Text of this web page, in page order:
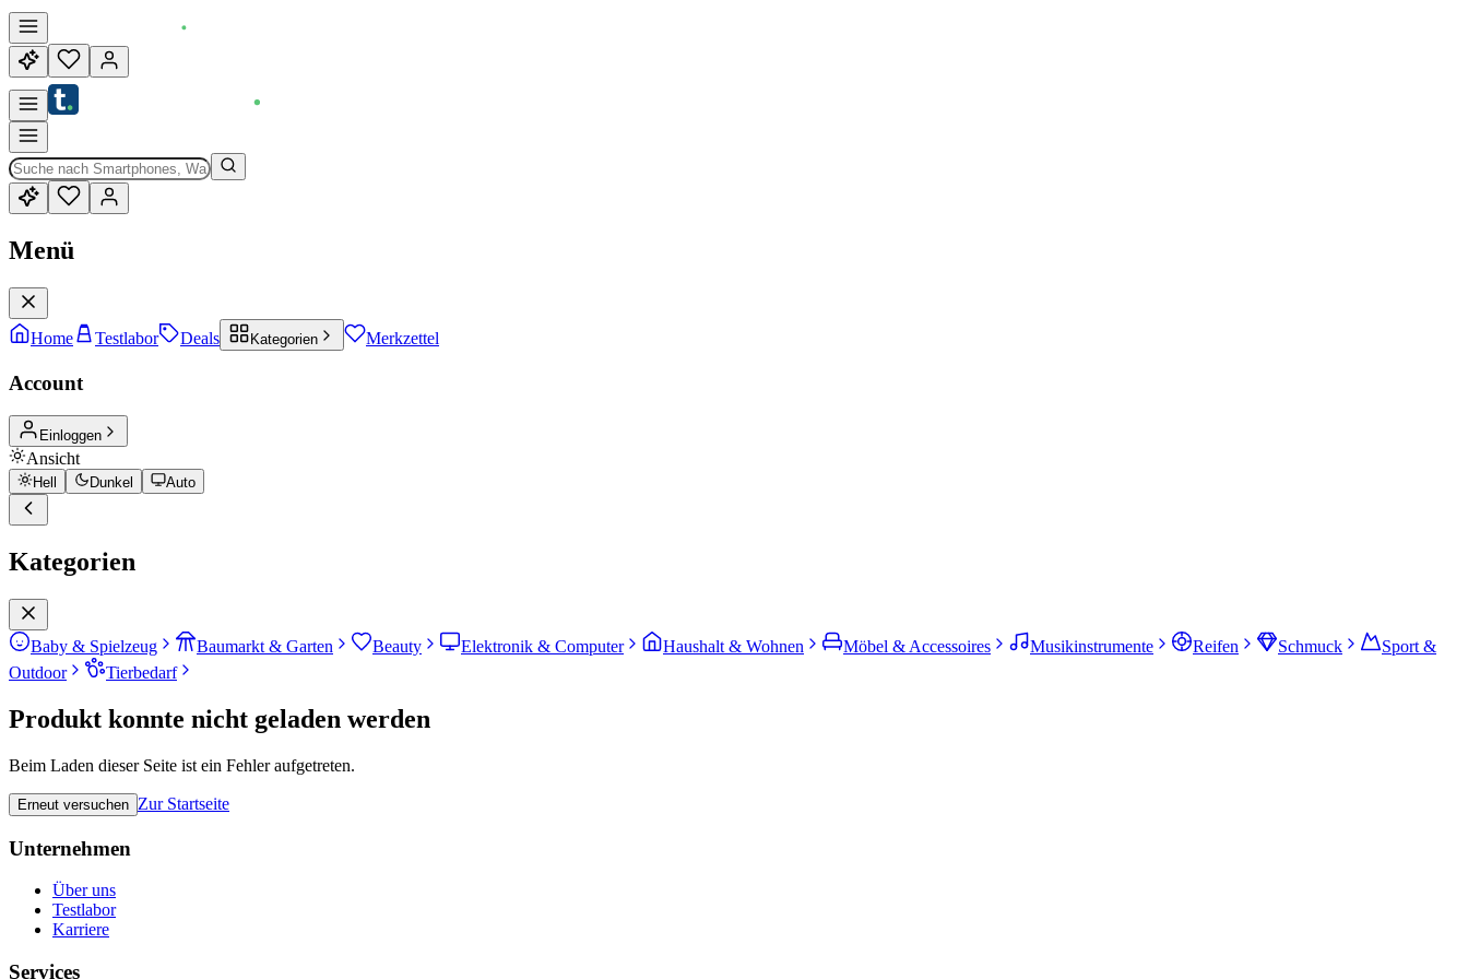
Menü
Home Testlabor Deals Kategorien Merkzettel
Account
Einloggen
Ansicht
Hell Dunkel Auto
Kategorien
Baby & Spielzeug Baumarkt & Garten Beauty Elektronik & Computer Haushalt & Wohnen Möbel & Accessoires Musikinstrumente Reifen Schmuck
Sport &
Outdoor
Tierbedarf
Produkt konnte nicht geladen werden
Beim Laden dieser Seite ist ein Fehler aufgetreten.
Erneut versuchen Zur Startseite
Unternehmen
Über uns
Testlabor
Karriere
Services